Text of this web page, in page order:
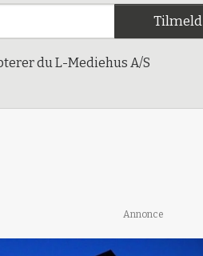
Tilmeld
du L-Mediehus A/S
Annonce